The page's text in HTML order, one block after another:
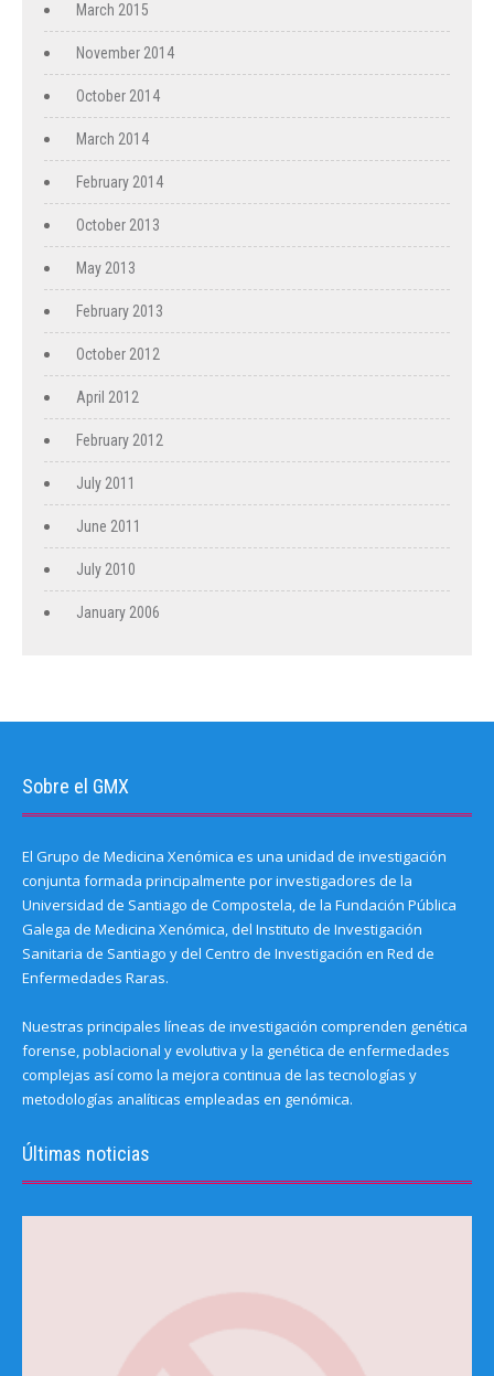
March 2015
November 2014
October 2014
March 2014
February 2014
October 2013
May 2013
February 2013
October 2012
April 2012
February 2012
July 2011
June 2011
July 2010
January 2006
Sobre el GMX
El Grupo de Medicina Xenómica es una unidad de investigación
conjunta formada principalmente por investigadores de la
Universidad de Santiago de Compostela, de la Fundación Pública
Galega de Medicina Xenómica, del Instituto de Investigación
Sanitaria de Santiago y del Centro de Investigación en Red de
Enfermedades Raras.
Nuestras principales líneas de investigación comprenden genética
forense, poblacional y evolutiva y la genética de enfermedades
complejas así como la mejora continua de las tecnologías y
metodologías analíticas empleadas en genómica.
Últimas noticias